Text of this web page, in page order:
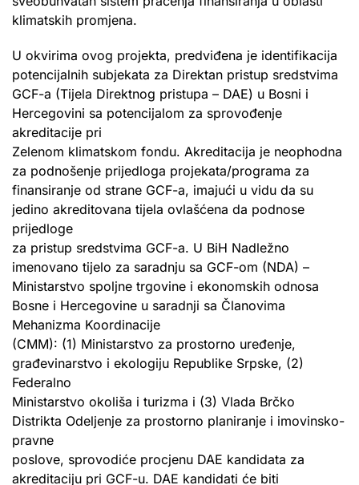
klimatskih promjena.
U okvirima ovog projekta, predviđena je identifikacija
potencijalnih subjekata za Direktan pristup sredstvima
GCF-a (Tijela Direktnog pristupa – DAE) u Bosni i
Hercegovini sa potencijalom za sprovođenje
akreditacije pri
Zelenom klimatskom fondu. Akreditacija je neophodna
za podnošenje prijedloga projekata/programa za
finansiranje od strane GCF-a, imajući u vidu da su
jedino akreditovana tijela ovlašćena da podnose
prijedloge
za pristup sredstvima GCF-a. U BiH Nadležno
imenovano tijelo za saradnju sa GCF-om (NDA) –
Ministarstvo spoljne trgovine i ekonomskih odnosa
Bosne i Hercegovine u saradnji sa Članovima
Mehanizma Koordinacije
(CMM): (1) Ministarstvo za prostorno uređenje,
građevinarstvo i ekologiju Republike Srpske, (2)
Federalno
Ministarstvo okoliša i turizma i (3) Vlada Brčko
Distrikta Odeljenje za prostorno planiranje i imovinsko-
pravne
poslove, sprovodiće procjenu DAE kandidata za
akreditaciju pri GCF-u. DAE kandidati će biti